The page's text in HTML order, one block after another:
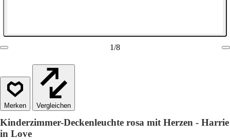
1/8
Vergleichen
Kinderzimmer-Deckenleuchte rosa mit Herzen - Harrie
in Love